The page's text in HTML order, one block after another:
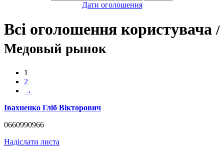
Дати оголошення
Всі оголошення користувача/
Медовый рынок
1
2
→
Івахненко Гліб Вікторович
0660990966
Надіслати листа